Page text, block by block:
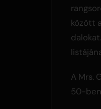
között
A Mrs.
50-